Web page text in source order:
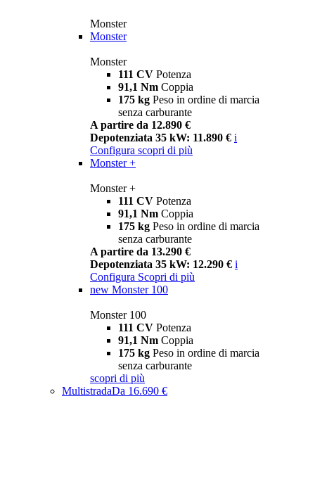
Monster
Monster
Monster
111 CV Potenza
91,1 Nm Coppia
175 kg Peso in ordine di marcia
senza carburante
A partire da 12.890 €
Depotenziata 35 kW: 11.890 € i
Configura scopri di più
Monster +
Monster +
111 CV Potenza
91,1 Nm Coppia
175 kg Peso in ordine di marcia
senza carburante
A partire da 13.290 €
Depotenziata 35 kW: 12.290 € i
Configura Scopri di più
new Monster 100
Monster 100
111 CV Potenza
91,1 Nm Coppia
175 kg Peso in ordine di marcia
senza carburante
scopri di più
MultistradaDa 16.690 €